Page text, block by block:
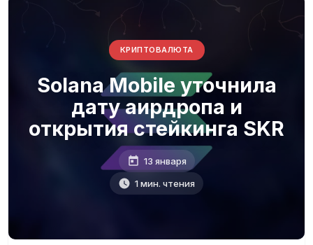
КРИПТОВАЛЮТА
Solana Mobile уточнила
дату аирдропа и
открытия стейкинга SKR
13 января
1 мин. чтения